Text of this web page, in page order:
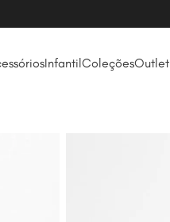
InfantilColeçõesOutlet